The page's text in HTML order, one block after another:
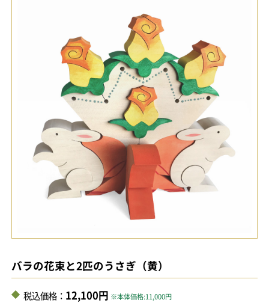
バラの花束と2匹のうさぎ（黄）
税込価格： 12,100円 ※本体価格:11,000円